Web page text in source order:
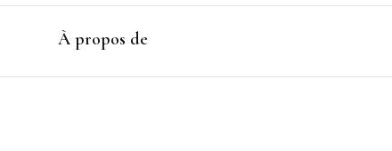
À propos de